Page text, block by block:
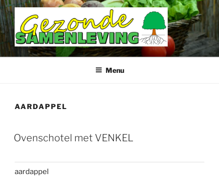
Ga
naar
de
inhoud
DOETINCHEM GEZONDE
SAMENLEVINGMenu
AARDAPPEL
Ovenschotel met VENKEL
aardappel